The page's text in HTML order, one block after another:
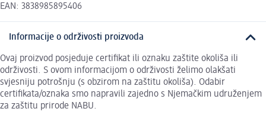
EAN: 3838985895406
Informacije o održivosti proizvoda
Ovaj proizvod posjeduje certifikat ili oznaku zaštite okoliša ili
održivosti. S ovom informacijom o održivosti želimo olakšati
svjesniju potrošnju (s obzirom na zaštitu okoliša). Odabir
certifikata/oznaka smo napravili zajedno s Njemačkim udruženjem
za zaštitu prirode NABU.